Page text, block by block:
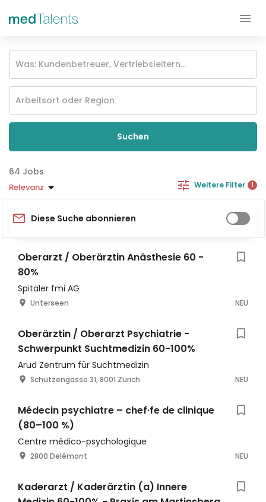
Suchen
Jobs
Relevanz Weitere Filter 1
Diese Suche abonnieren
Oberarzt / Oberärztin Anästhesie 60 -
80%
Spitäler fmi AG
Unterseen NEU
Oberärztin / Oberarzt Psychiatrie -
Schwerpunkt Suchtmedizin 60-100%
Arud Zentrum für Suchtmedizin
Schützengasse 31, 8001 Zürich NEU
Médecin psychiatre – chef·fe de clinique
(80–100 %)
Centre médico-psychologique
2800 Delémont NEU
Kaderarzt / Kaderärztin (a) Innere